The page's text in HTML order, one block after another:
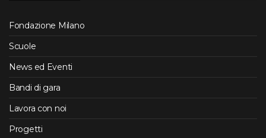
Fondazione Milano
Scuole
News ed Eventi
Bandi di gara
Lavora con noi
Progetti